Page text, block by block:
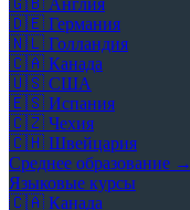
🇬🇧 Англия
🇩🇪 Германия
🇳🇱 Голландия
🇨🇦 Канада
🇺🇸 США
🇪🇸 Испания
🇨🇿 Чехия
🇨🇭 Швейцария
Среднее образование →
Языковые курсы
🇨🇦 Канада